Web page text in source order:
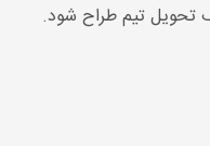
تحویل تیم طراح شود.